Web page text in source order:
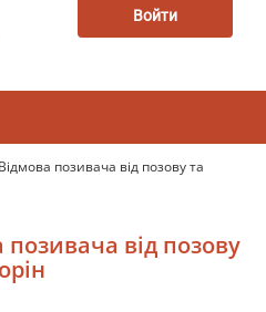
Войти
позивача від позову та
позивача від позову